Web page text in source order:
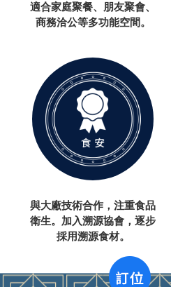
適合家庭聚餐、朋友聚會、
商務洽公等多功能空間。
與大廠技術合作，注重食品
衛生。加入溯源協會，逐步
採用溯源食材。